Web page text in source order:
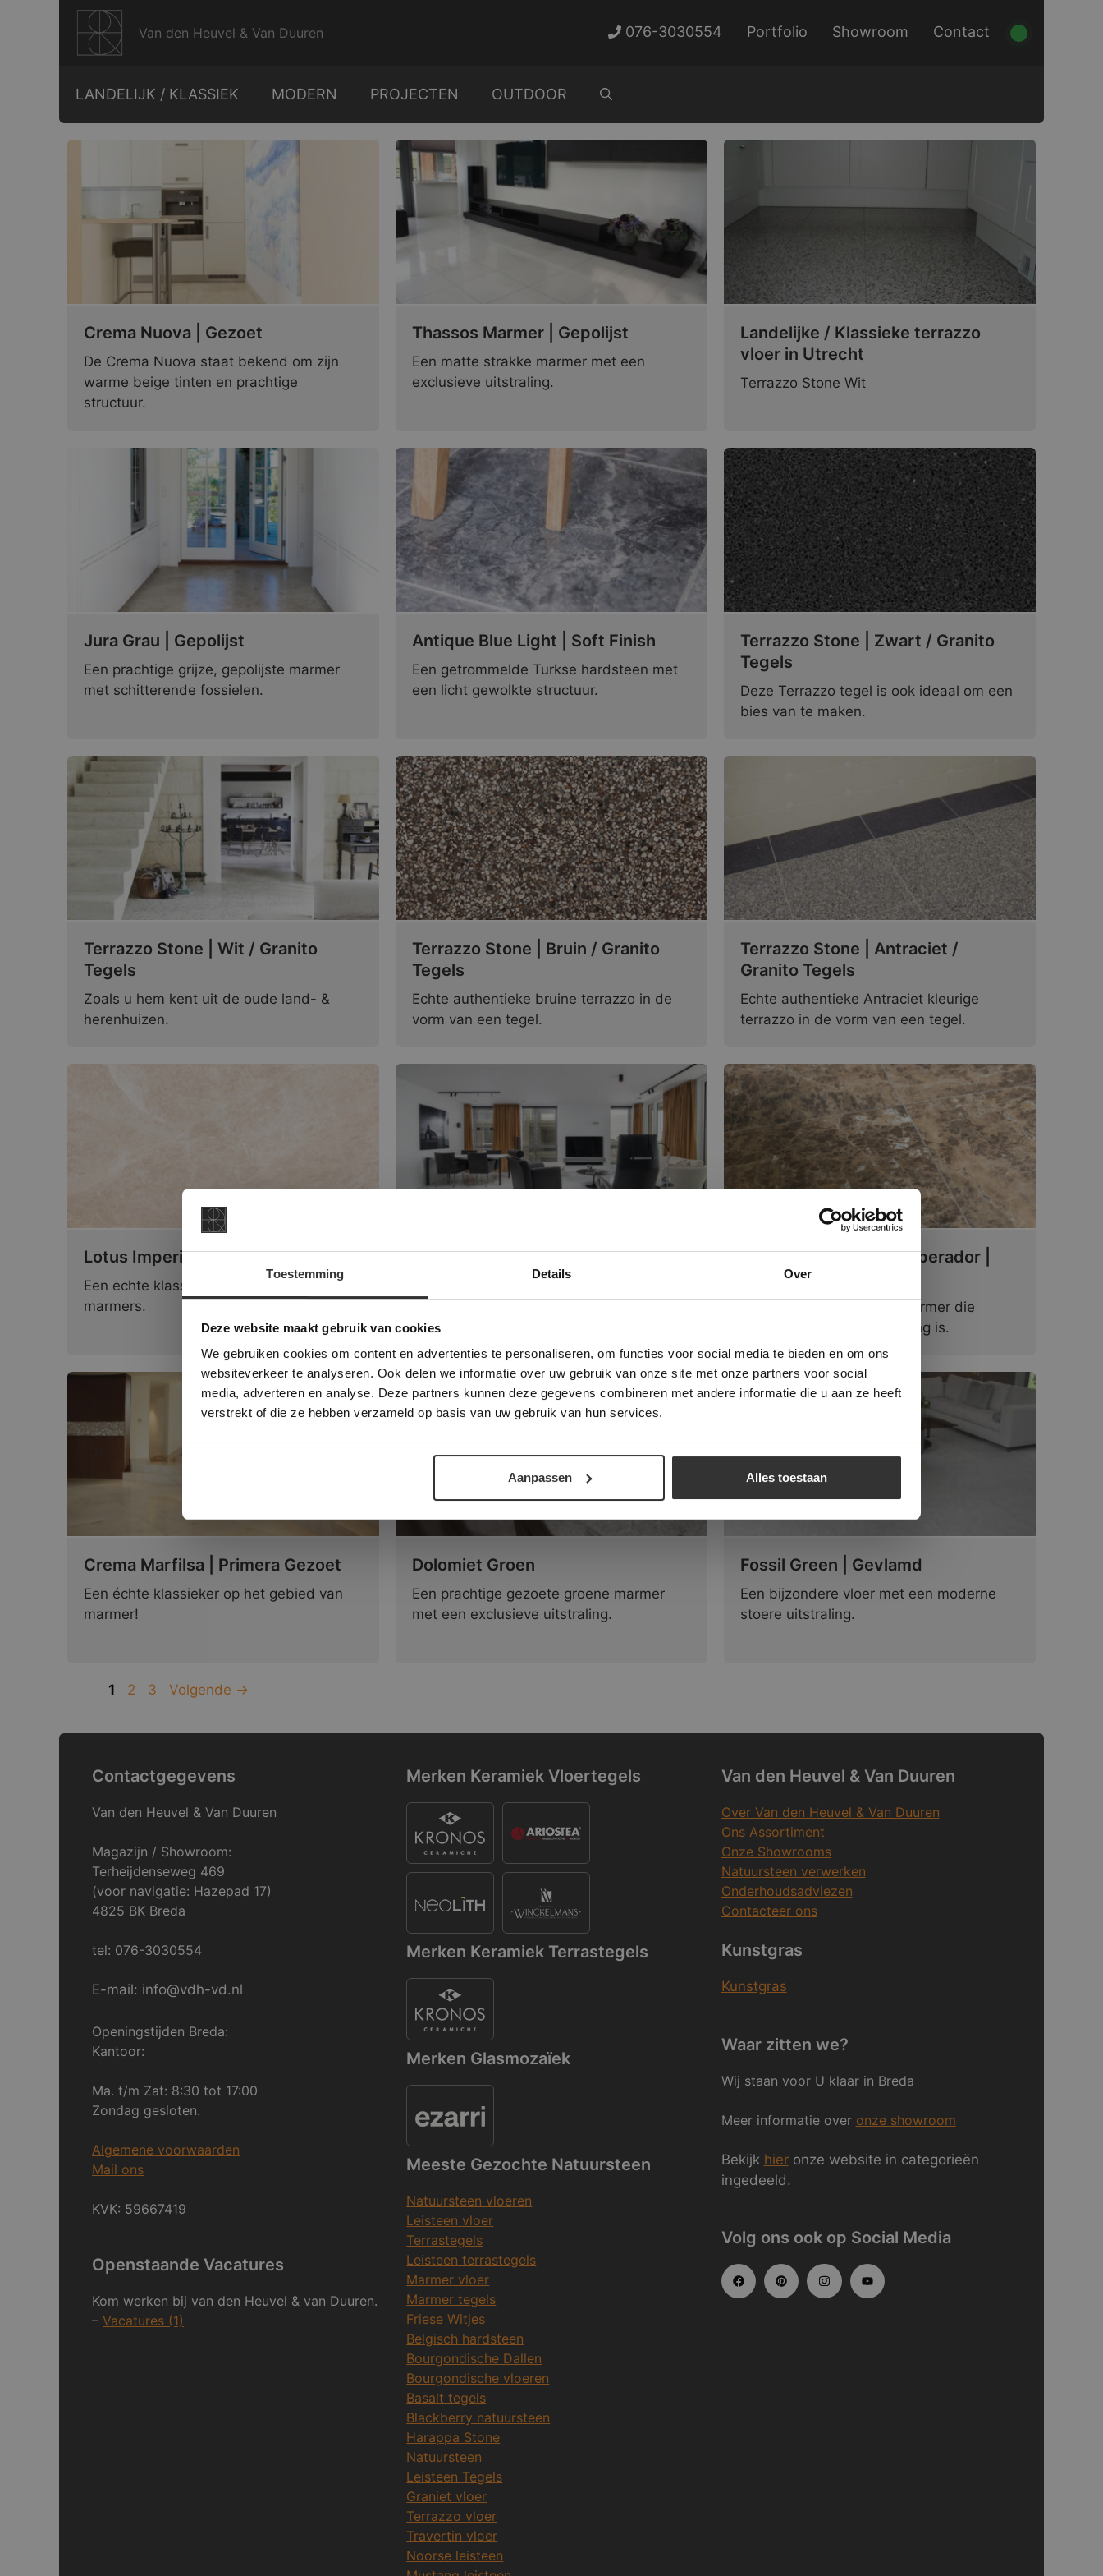
Toestemming Details Over
Deze website maakt gebruik van cookies
We gebruiken cookies om content en advertenties te personaliseren, om functies voor social media te bieden en om ons
websiteverkeer te analyseren. Ook delen we informatie over uw gebruik van onze site met onze partners voor social
media, adverteren en analyse. Deze partners kunnen deze gegevens combineren met andere informatie die u aan ze heeft
verstrekt of die ze hebben verzameld op basis van uw gebruik van hun services.
Aanpassen Alles toestaan
Van den Heuvel & Van Duuren 076-3030554 Portfolio Showroom Contact
LANDELIJK / KLASSIEK MODERN PROJECTEN OUTDOOR
Crema Nuova | Gezoet
De Crema Nuova staat bekend om zijn
warme beige tinten en prachtige
structuur.
Thassos Marmer | Gepolijst
Een matte strakke marmer met een
exclusieve uitstraling.
Landelijke / Klassieke terrazzo
vloer in Utrecht
Terrazzo Stone Wit
Jura Grau | Gepolijst
Een prachtige grijze, gepolijste marmer
met schitterende fossielen.
Antique Blue Light | Soft Finish
Een getrommelde Turkse hardsteen met
een licht gewolkte structuur.
Terrazzo Stone | Zwart / Granito
Tegels
Deze Terrazzo tegel is ook ideaal om een
bies van te maken.
Terrazzo Stone | Wit / Granito
Tegels
Zoals u hem kent uit de oude land- &
herenhuizen.
Terrazzo Stone | Bruin / Granito
Tegels
Echte authentieke bruine terrazzo in de
vorm van een tegel.
Terrazzo Stone | Antraciet /
Granito Tegels
Echte authentieke Antraciet kleurige
terrazzo in de vorm van een tegel.
Lotus Imperiale | Gezoet
Een echte klassieker op het gebied van
marmers.
Bianco Carrara | Type-C | Gezoet
Marmochino | Dark Emperador |
Honed
Een prachtige klassieke marmer die
gemakkelijk in de verwerking is.
Crema Marfilsa | Primera Gezoet
Een échte klassieker op het gebied van
marmer!
Dolomiet Groen
Een prachtige gezoete groene marmer
met een exclusieve uitstraling.
Fossil Green | Gevlamd
Een bijzondere vloer met een moderne
stoere uitstraling.
Pagina
1 Pagina
2 Pagina
3 Volgende →
Contactgegevens
Van den Heuvel & Van Duuren
Magazijn / Showroom:
Terheijdenseweg 469
(voor navigatie: Hazepad 17)
4825 BK Breda
tel: 076-3030554
E-mail: info@vdh-vd.nl
Openingstijden Breda:
Kantoor:
Ma. t/m Zat: 8:30 tot 17:00
Zondag gesloten.
Algemene voorwaarden
Mail ons
KVK: 59667419
Openstaande Vacatures
Kom werken bij van den Heuvel & van Duuren.
– Vacatures (1)
Merken Keramiek Vloertegels
Merken Keramiek Terrastegels
Merken Glasmozaïek
Meeste Gezochte Natuursteen
Natuursteen vloeren
Leisteen vloer
Terrastegels
Leisteen terrastegels
Marmer vloer
Marmer tegels
Friese Witjes
Belgisch hardsteen
Bourgondische Dallen
Bourgondische vloeren
Basalt tegels
Blackberry natuursteen
Harappa Stone
Natuursteen
Leisteen Tegels
Graniet vloer
Terrazzo vloer
Travertin vloer
Noorse leisteen
Van den Heuvel & Van Duuren
Over Van den Heuvel & Van Duuren
Ons Assortiment
Onze Showrooms
Natuursteen verwerken
Onderhoudsadviezen
Contacteer ons
Kunstgras
Kunstgras
Waar zitten we?
Wij staan voor U klaar in Breda
Meer informatie over onze showroom
Bekijk hieronze website in categorieën
ingedeeld.
Volg ons ook op Social Media
×
Deze website maakt gebruik van cookies.
Deze website gebruikt cookies om de gebruikerservaring te verbeteren. Door gebruik te maken van
onze website geeft u toestemming voor alle cookies in overeenstemming met ons cookiebeleid.
verder
ALLES ACCEPTEREN ALLES AFWIJZEN